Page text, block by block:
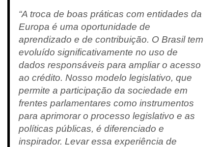
“A troca de boas práticas com entidades da
Europa é uma oportunidade de
aprendizado e de contribuição. O Brasil tem
evoluído significativamente no uso de
dados responsáveis para ampliar o acesso
ao crédito. Nosso modelo legislativo, que
permite a participação da sociedade em
frentes parlamentares como instrumentos
para aprimorar o processo legislativo e as
políticas públicas, é diferenciado e
inspirador. Levar essa experiência de